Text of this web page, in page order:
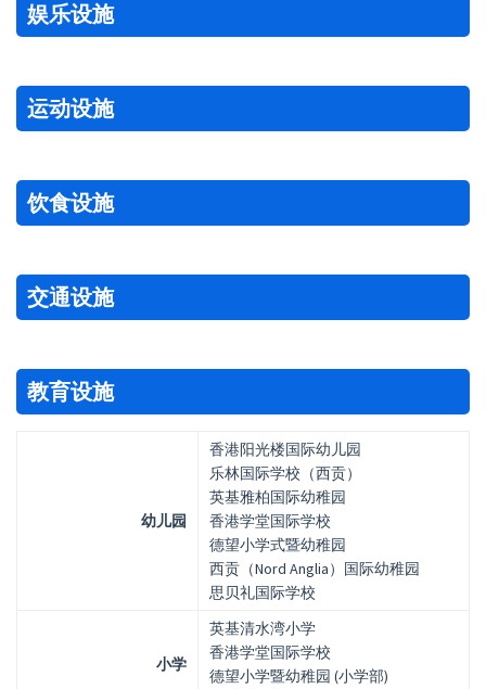
娱乐设施
运动设施
饮食设施
交通设施
教育设施
幼儿园
香港阳光楼国际幼儿园
乐林国际学校（西贡）
英基雅柏国际幼稚园
香港学堂国际学校
德望小学式暨幼稚园
西贡（Nord Anglia）国际幼稚园
思贝礼国际学校
小学
英基清水湾小学
香港学堂国际学校
德望小学暨幼稚园 (小学部)